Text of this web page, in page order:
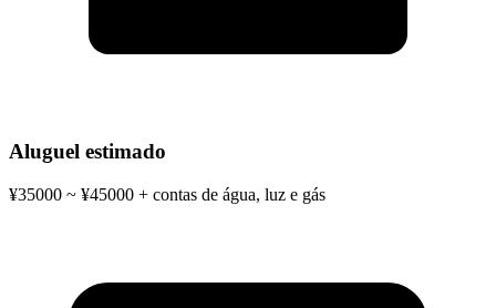
Aluguel estimado
¥35000 ~ ¥45000 + contas de água, luz e gás